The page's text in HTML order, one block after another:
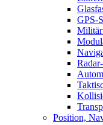
GPS-
Position,